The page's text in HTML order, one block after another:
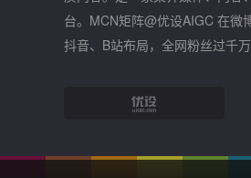
台。MCN矩阵@优设AIGC 在微
抖音、B站布局，全网粉丝过千万